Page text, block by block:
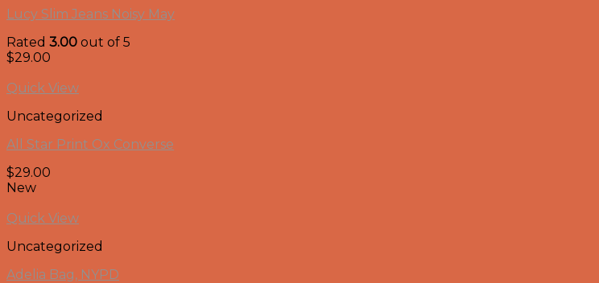
Lucy Slim Jeans Noisy May
Rated 3.00 out of 5
$29.00
Quick View
Uncategorized
All Star Print Ox Converse
$29.00
New
Quick View
Uncategorized
Adelia Bag, NYPD